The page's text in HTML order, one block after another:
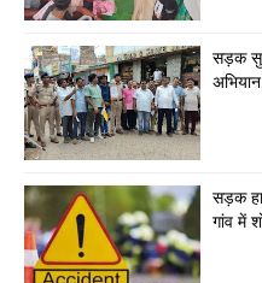
सड़क
सड़क
गांव में